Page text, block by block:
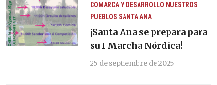
COMARCA Y DESARROLLO NUESTROS
PUEBLOS SANTA ANA
¡Santa Ana se prepara para
su I Marcha Nórdica!
25 de septiembre de 2025